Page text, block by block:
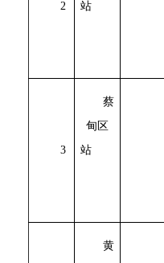
2
站
3
蔡
甸区
站
黄